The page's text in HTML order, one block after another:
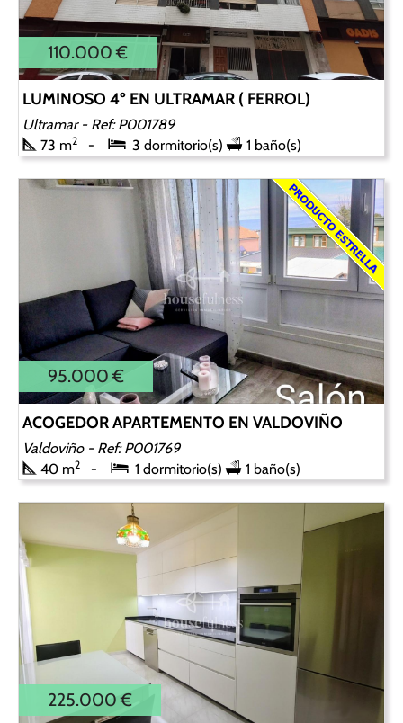
110.000 €
LUMINOSO 4º EN ULTRAMAR ( FERROL)
Ultramar - Ref: P001789
73 m2 3 dormitorio(s) 1 baño(s)
95.000 €
ACOGEDOR APARTEMENTO EN VALDOVIÑO
Valdoviño - Ref: P001769
40 m2 1 dormitorio(s) 1 baño(s)
225.000 €